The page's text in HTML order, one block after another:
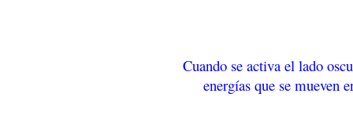
Cuando se activa el lado
energías que se mueven